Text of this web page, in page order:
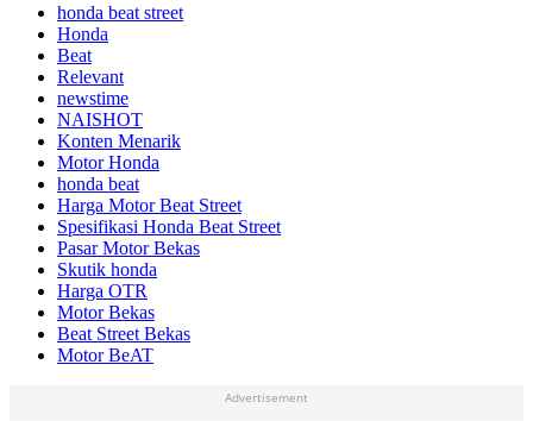
honda beat street
Honda
Beat
Relevant
newstime
NAISHOT
Konten Menarik
Motor Honda
honda beat
Harga Motor Beat Street
Spesifikasi Honda Beat Street
Pasar Motor Bekas
Skutik honda
Harga OTR
Motor Bekas
Beat Street Bekas
Motor BeAT
Advertisement